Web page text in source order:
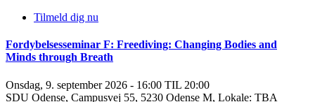
Tilmeld dig nu
Fordybelsesseminar F: Freediving: Changing Bodies and
Minds through Breath
Onsdag, 9. september 2026 - 16:00 TIL 20:00
SDU Odense, Campusvej 55, 5230 Odense M, Lokale: TBA